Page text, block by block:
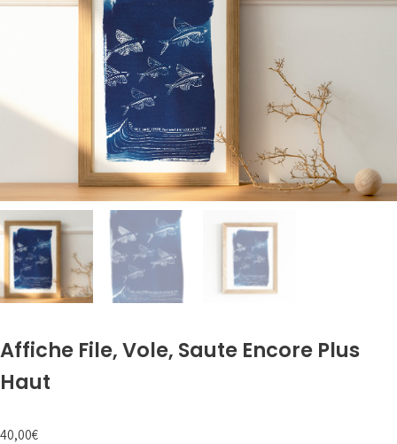
Affiche File, Vole, Saute Encore Plus
Haut
40,00€